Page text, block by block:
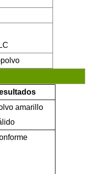
polvo
amarillo